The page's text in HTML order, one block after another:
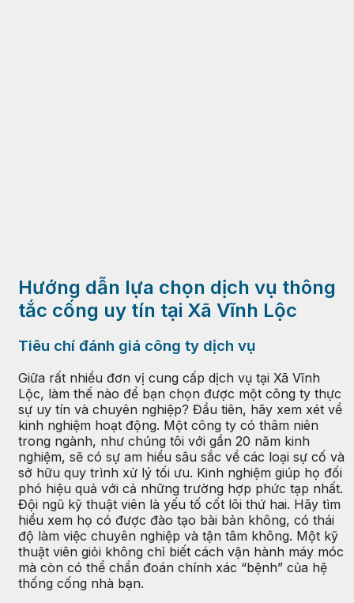
Hướng dẫn lựa chọn dịch vụ thông
tắc cống uy tín tại Xã Vĩnh Lộc
Tiêu chí đánh giá công ty dịch vụ
Giữa rất nhiều đơn vị cung cấp dịch vụ tại Xã Vĩnh
Lộc, làm thế nào để bạn chọn được một công ty thực
sự uy tín và chuyên nghiệp? Đầu tiên, hãy xem xét về
kinh nghiệm hoạt động. Một công ty có thâm niên
trong ngành, như chúng tôi với gần 20 năm kinh
nghiệm, sẽ có sự am hiểu sâu sắc về các loại sự cố và
sở hữu quy trình xử lý tối ưu. Kinh nghiệm giúp họ đối
phó hiệu quả với cả những trường hợp phức tạp nhất.
Đội ngũ kỹ thuật viên là yếu tố cốt lõi thứ hai. Hãy tìm
hiểu xem họ có được đào tạo bài bản không, có thái
độ làm việc chuyên nghiệp và tận tâm không. Một kỹ
thuật viên giỏi không chỉ biết cách vận hành máy móc
mà còn có thể chẩn đoán chính xác “bệnh” của hệ
thống cống nhà bạn.